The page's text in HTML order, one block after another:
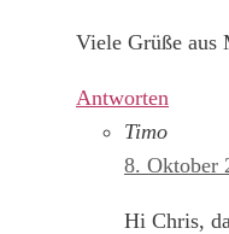
Viele Grüße aus
Antworten
Timo
8. Oktober
Hi Chris,